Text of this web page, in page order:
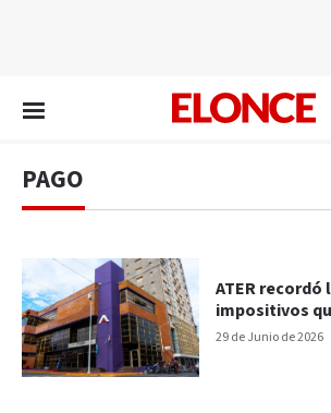
PAGO
29 de Junio de 2026
ATER
impositivos